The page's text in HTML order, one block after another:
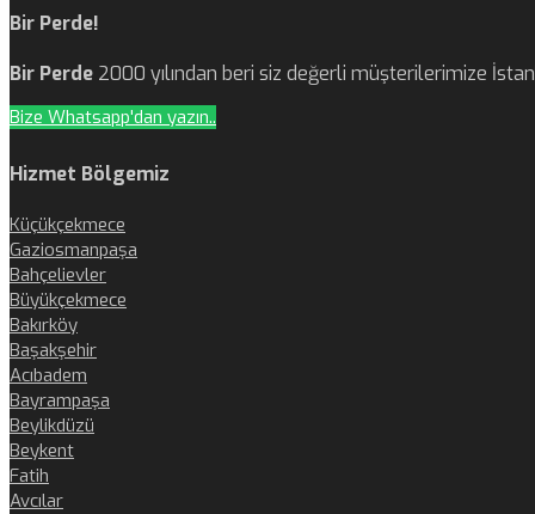
Bir Perde!
Bir Perde 2000 yılından beri siz değerli müşterilerimize
Bize Whatsapp'dan yazın..
Hizmet Bölgemiz
Küçükçekmece
Gaziosmanpaşa
Bahçelievler
Büyükçekmece
Bakırköy
Başakşehir
Acıbadem
Bayrampaşa
Beylikdüzü
Beykent
Fatih
Avcılar